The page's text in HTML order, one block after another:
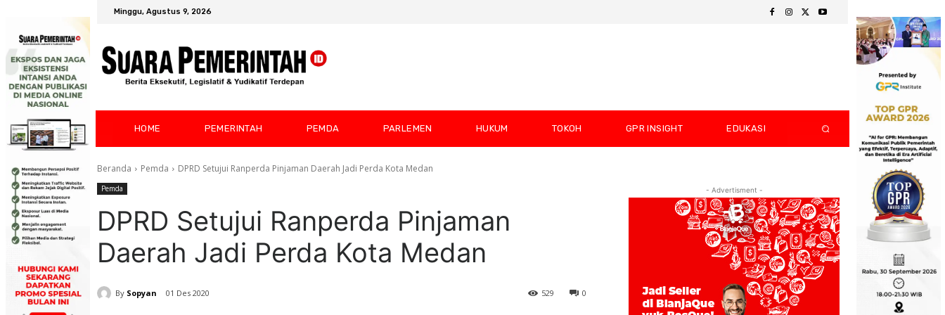
Minggu, Agustus 9, 2026
HOME PEMERINTAH PEMDA PARLEMEN HUKUM TOKOH GPR INSIGHT EDUKASI
Beranda Pemda DPRD Setujui Ranperda Pinjaman Daerah Jadi Perda Kota Medan
Pemda
DPRD Setujui Ranperda Pinjaman
Daerah Jadi Perda Kota Medan
By Sopyan 01 Des 2020 0
529
- Advertisment -